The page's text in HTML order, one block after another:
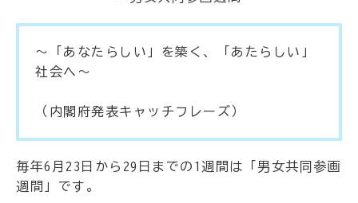
～「あなたらしい」を築く、「あたらしい」
社会へ～
（内閣府発表キャッチフレーズ）
毎年6月23日から29日までの1週間は「男女共同参画
週間」です。